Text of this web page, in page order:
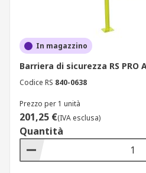
In magazzino
Barriera di sicurezza RS PRO
Codice RS 840-0638
Prezzo per 1 unità
201,25 €(IVA esclusa)
Quantità